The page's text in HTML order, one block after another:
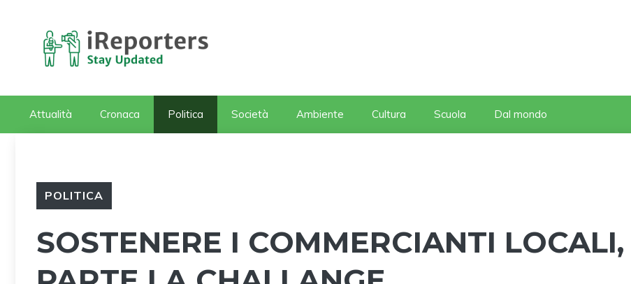
contenuto
Attualità Cronaca Politica Società Ambiente Cultura Scuola Dal mondo
POLITICA
SOSTENERE I COMMERCIANTI LOCALI,